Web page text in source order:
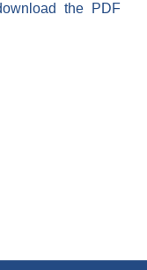
the PDF